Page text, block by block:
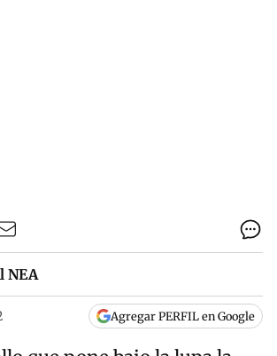
NEA
Agregar PERFIL en Google